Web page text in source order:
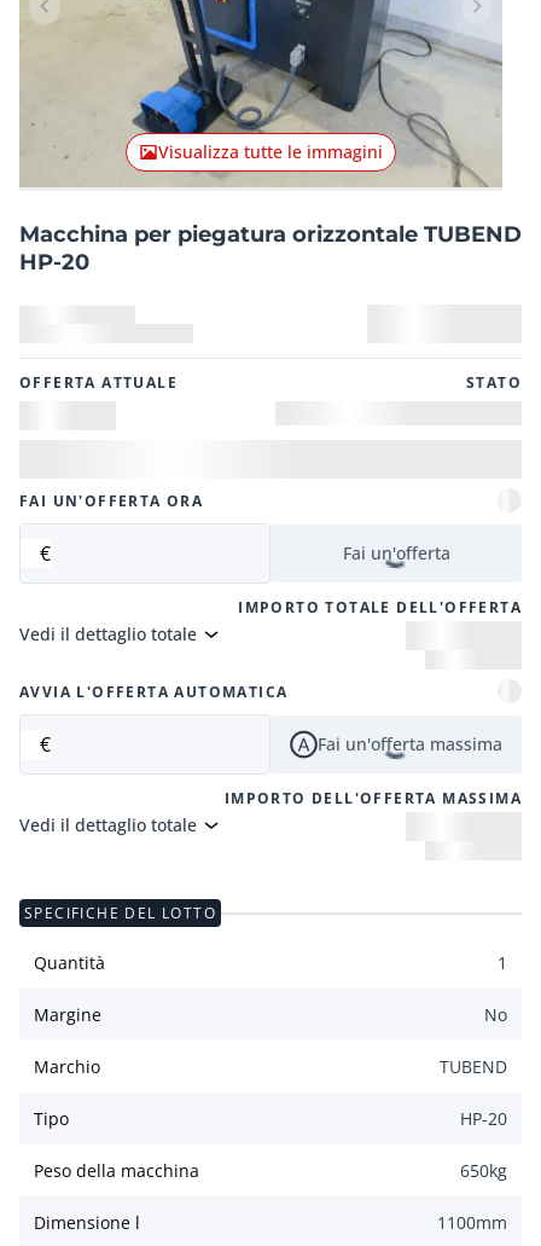
Articolo precedente Articolo
Visualizza tutte le immagini
Macchina per piegatura orizzontale TUBEND
HP-20
OFFERTA ATTUALE STATO
FAI UN'OFFERTA ORA
€ Fai un'offerta
IMPORTO TOTALE DELL'OFFERTA
Vedi il dettaglio totale
AVVIA L'OFFERTA AUTOMATICA
€ Fai un'offerta massima
IMPORTO DELL'OFFERTA MASSIMA
Vedi il dettaglio totale
SPECIFICHE DEL LOTTO
Quantità 1
Margine No
Marchio TUBEND
Tipo HP-20
Peso della macchina 650kg
Dimensione l 1100mm